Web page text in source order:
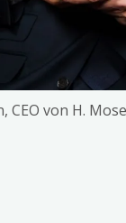
CEO von H.